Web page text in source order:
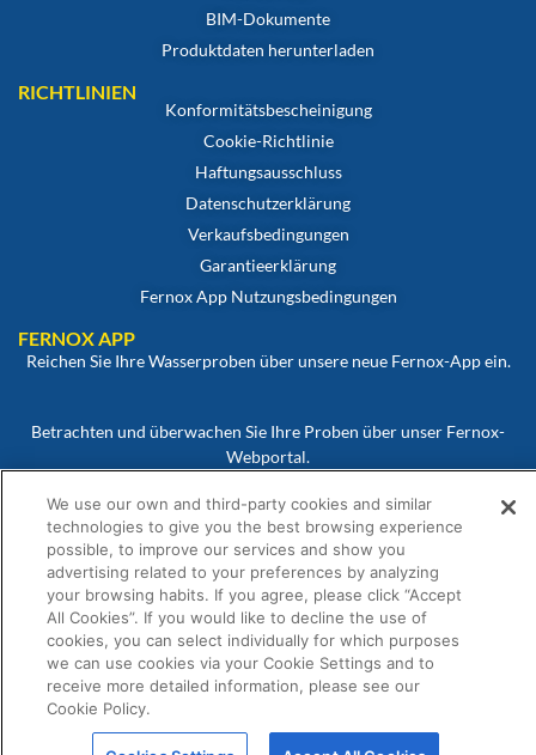
BIM-Dokumente
Produktdaten herunterladen
RICHTLINIEN
Konformitätsbescheinigung
Cookie-Richtlinie
Haftungsausschluss
Datenschutzerklärung
Verkaufsbedingungen
Garantieerklärung
Fernox App Nutzungsbedingungen
FERNOX APP
Reichen Sie Ihre Wasserproben über unsere neue Fernox-App ein.
Betrachten und überwachen Sie Ihre Proben über unser Fernox-
Webportal.
© Fernox ist ein Unternehmen vonElement Solutions Inc2026. Alle Rechte
vorbehalten.
We use our own and third-party cookies and similar
technologies to give you the best browsing experience
possible, to improve our services and show you
advertising related to your preferences by analyzing
your browsing habits. If you agree, please click “Accept
All Cookies”. If you would like to decline the use of
cookies, you can select individually for which purposes
we can use cookies via your Cookie Settings and to
receive more detailed information, please see our
Cookie Policy.